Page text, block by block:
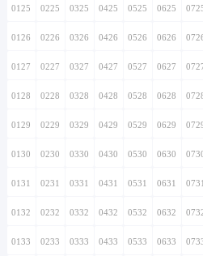
0125 0225 0325 0425 0525 0625
0126 0226 0326 0426 0526 0626
0127 0227 0327 0427 0527 0627
0128 0228 0328 0428 0528 0628
0129 0229 0329 0429 0529 0629
0130 0230 0330 0430 0530 0630
0131 0231 0331 0431 0531 0631 0731
0132 0232 0332 0432 0532 0632
0133 0233 0333 0433 0533 0633